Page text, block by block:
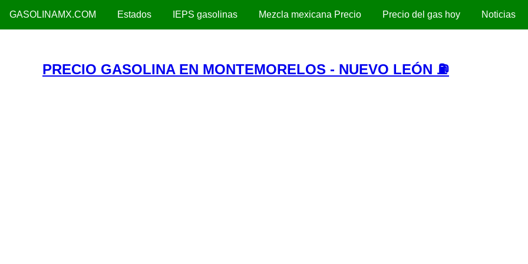
GASOLINAMX.COM Estados IEPS gasolinas Mezcla mexicana Precio Precio del gas hoy Noticias
PRECIO GASOLINA EN MONTEMORELOS - NUEVO LEÓN ⛽